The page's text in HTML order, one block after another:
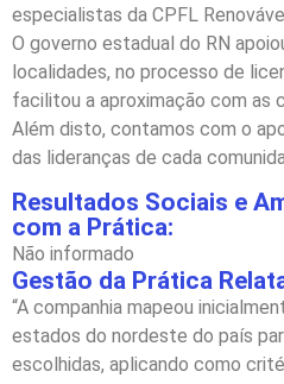
especialistas da CPFL
O governo estadual do RN
localidades, no processo de
facilitou a aproximação com as
Além disto, contamos com o
das lideranças de cada
Resultados Sociais e
com a Prática:
Não informado
Gestão da Prática
“A companhia mapeou
estados do nordeste do país
escolhidas, aplicando como